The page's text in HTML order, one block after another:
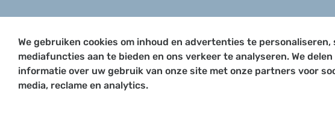
We gebruiken cookies om inhoud en advertenties te personaliseren,
mediafuncties aan te bieden en ons verkeer te analyseren. We delen
informatie over uw gebruik van onze site met onze partners voor
media, reclame en analytics.